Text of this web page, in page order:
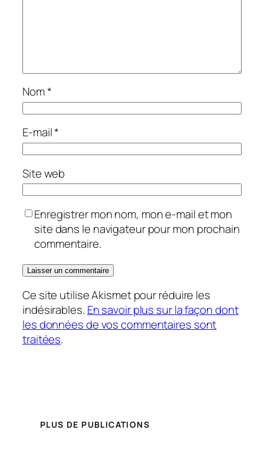
Nom*
E-mail*
Site web
Enregistrer mon nom, mon e-mail et mon
site dans le navigateur pour mon prochain
commentaire.
Ce site utilise Akismet pour réduire les
indésirables. En savoir plus sur la façon dont
les données de vos commentaires sont
traitées.
PLUS DE PUBLICATIONS